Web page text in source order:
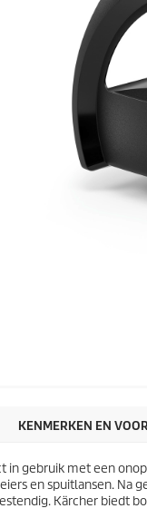
KENMERKEN EN
in gebruik met een
en spuitlansen. Na
Kärcher biedt